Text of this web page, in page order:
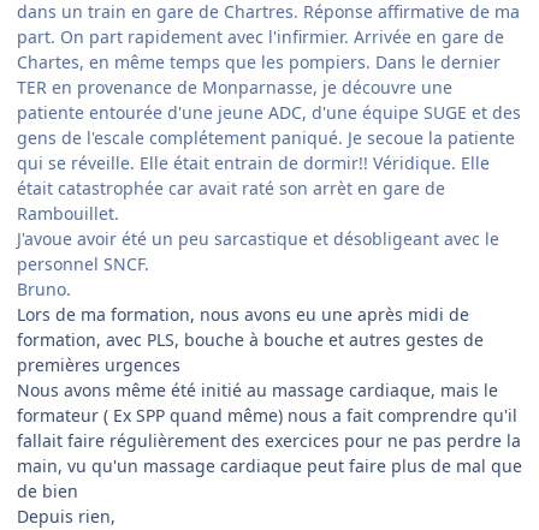
dans un train en gare de Chartres. Réponse affirmative de ma
part. On part rapidement avec l'infirmier. Arrivée en gare de
Chartes, en même temps que les pompiers. Dans le dernier
TER en provenance de Monparnasse, je découvre une
patiente entourée d'une jeune ADC, d'une équipe SUGE et des
gens de l'escale complétement paniqué. Je secoue la patiente
qui se réveille. Elle était entrain de dormir!! Véridique. Elle
était catastrophée car avait raté son arrèt en gare de
Rambouillet.
J'avoue avoir été un peu sarcastique et désobligeant avec le
personnel SNCF.
Bruno.
Lors de ma formation, nous avons eu une après midi de
formation, avec PLS, bouche à bouche et autres gestes de
premières urgences
Nous avons même été initié au massage cardiaque, mais le
formateur ( Ex SPP quand même) nous a fait comprendre qu'il
fallait faire régulièrement des exercices pour ne pas perdre la
main, vu qu'un massage cardiaque peut faire plus de mal que
de bien
Depuis rien,